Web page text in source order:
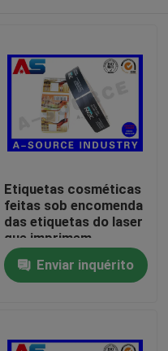
Etiquetas cosméticas
feitas sob encomenda
das etiquetas do laser
que imprimem
etiquetas
personalizadas
esparadrapo do rolo
Enviar inquérito